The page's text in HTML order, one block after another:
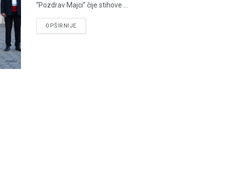
“Pozdrav Majci” čije stihove ...
OPŠIRNIJEDETAILS